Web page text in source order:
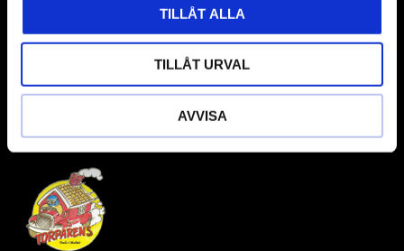
TILLÅT ALLA
TILLÅT URVAL
AVVISA
BUTIK